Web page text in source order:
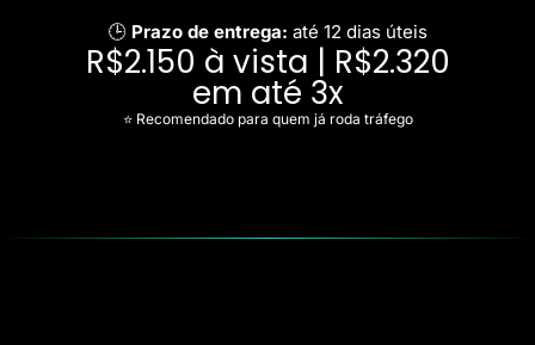
🕒 Prazo de entrega: até 12 dias úteis
R$2.150 à vista | R$2.320
em até 3x
⭐ Recomendado para quem já roda tráfego